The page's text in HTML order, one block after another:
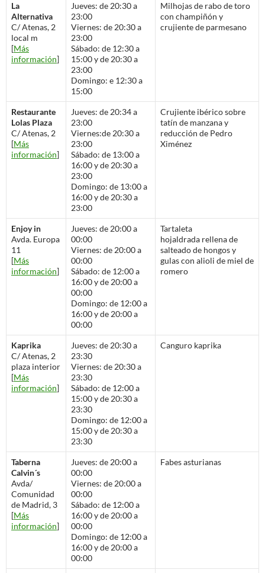
La
Alternativa
C/ Atenas, 2
local m
[Más
información]
Jueves: de 20:30 a
23:00
Viernes: de 20:30 a
23:00
Sábado: de 12:30 a
15:00 y de 20:30 a
23:00
Domingo: e 12:30 a
15:00
Milhojas de rabo de toro
con champiñón y
crujiente de parmesano
Restaurante
Lolas Plaza
C/ Atenas, 2
[Más
información]
Jueves: de 20:34 a
23:00
Viernes:de 20:30 a
23:00
Sábado: de 13:00 a
16:00 y de 20:30 a
23:00
Domingo: de 13:00 a
16:00 y de 20:30 a
23:00
Crujiente ibérico sobre
tatín de manzana y
reducción de Pedro
Ximénez
Enjoy in
Avda. Europa
11
[Más
información]
Jueves: de 20:00 a
00:00
Viernes: de 20:00 a
00:00
Sábado: de 12:00 a
16:00 y de 20:00 a
00:00
Domingo: de 12:00 a
16:00 y de 20:00 a
00:00
Tartaleta
hojaldrada rellena de
salteado de hongos y
gulas con alioli de miel de
romero
Kaprika
C/ Atenas, 2
plaza interior
[Más
información]
Jueves: de 20:30 a
23:30
Viernes: de 20:30 a
23:30
Sábado: de 12:00 a
15:00 y de 20:30 a
23:30
Domingo: de 12:00 a
15:00 y de 20:30 a
23:30
Canguro kaprika
Taberna
Calvin´s
Avda/
Comunidad
de Madrid, 3
[Más
información]
Jueves: de 20:00 a
00:00
Viernes: de 20:00 a
00:00
Sábado: de 12:00 a
16:00 y de 20:00 a
00:00
Domingo: de 12:00 a
16:00 y de 20:00 a
00:00
Fabes asturianas